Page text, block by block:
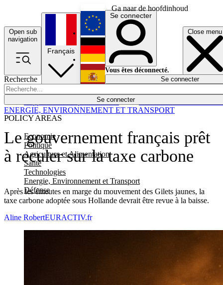
Ga naar de hoofdinhoud
Open sub
navigation
Close menu
Recherche
Se connecter
POLICY AREAS
Economie
Politique
Agriculture et Alimentation
Santé
Technologies
Energie, Environnement et Transport
Défense
Économie
Français
English
Deutsch
Español
Se connecter
Vous êtes déconnecté.
Se connecter
Le gouvernement français prêt
à reculer sur la taxe carbone
Après les émeutes en marge du mouvement des Gilets jaunes, la
taxe carbone adoptée sous Hollande devrait être revue à la baisse.
ENERGIE, ENVIRONNEMENT ET TRANSPORT
Aline RobertEURACTIV.fr